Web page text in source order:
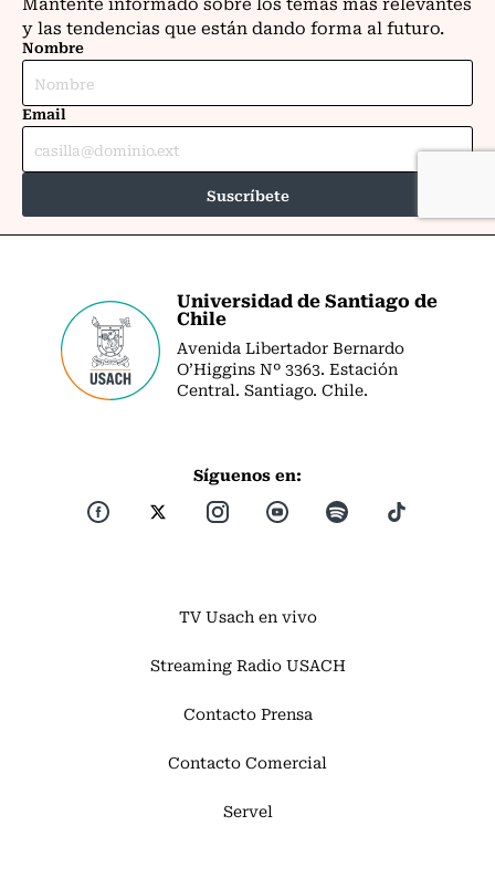
Universidad de Santiago de
Chile
Avenida Libertador Bernardo
O’Higgins Nº 3363. Estación
Central. Santiago. Chile.
Síguenos en:
TV Usach en vivo
Streaming Radio USACH
Contacto Prensa
Contacto Comercial
Servel